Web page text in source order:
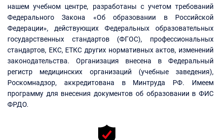
нашем учебном центре, разработаны с учетом требований
Федерального Закона «Об образовании в Российской
Федерации», действующих Федеральных образовательных
государственных стандартов (ФГОС), профессиональных
стандартов, ЕКС, ЕТКС других нормативных актов, изменений
законодательства. Организация внесена в Федеральный
регистр медицинских организаций (учебные заведения),
Роскомнадзор, аккредитована в Минтруда РФ. Имеем
программу для внесения документов об образовании в ФИС
ФРДО.